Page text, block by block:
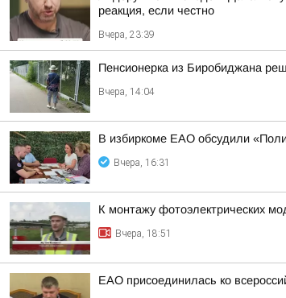
реакция, если честно
Вчера, 23:39
Пенсионерка из Биробиджана
Вчера, 14:04
В избиркоме ЕАО обсудили
Вчера, 16:31
К монтажу фотоэлектрических
Вчера, 18:51
ЕАО присоединилась ко